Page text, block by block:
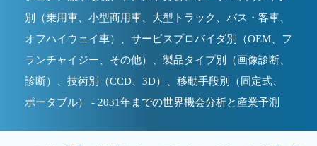
別（乗用車、小型商用車、大型トラック、バス・客車、
オフハイウェイ車）、サービスプロバイダ別（OEM、フ
ランチャイジー、その他）、製品タイプ別（画像診断、
診断）、技術別（CCD、3D）、移動手段別（固定式、
ポータブル） - 2031年までの世界機会分析と産業予測